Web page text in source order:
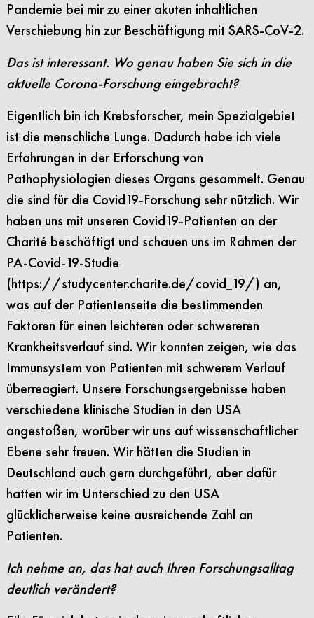
Pandemie bei mir zu einer akuten inhaltlichen
Verschiebung hin zur Beschäftigung mit SARS-CoV-2.
Das ist interessant. Wo genau haben Sie sich in die
aktuelle Corona-Forschung eingebracht?
Eigentlich bin ich Krebsforscher, mein Spezialgebiet
ist die menschliche Lunge. Dadurch habe ich viele
Erfahrungen in der Erforschung von
Pathophysiologien dieses Organs gesammelt. Genau
die sind für die Covid19-Forschung sehr nützlich. Wir
haben uns mit unseren Covid19-Patienten an der
Charité beschäftigt und schauen uns im Rahmen der
PA-Covid-19-Studie
(https://studycenter.charite.de/covid_19/) an,
was auf der Patientenseite die bestimmenden
Faktoren für einen leichteren oder schwereren
Krankheitsverlauf sind. Wir konnten zeigen, wie das
Immunsystem von Patienten mit schwerem Verlauf
überreagiert. Unsere Forschungsergebnisse haben
verschiedene klinische Studien in den USA
angestoßen, worüber wir uns auf wissenschaftlicher
Ebene sehr freuen. Wir hätten die Studien in
Deutschland auch gern durchgeführt, aber dafür
hatten wir im Unterschied zu den USA
glücklicherweise keine ausreichende Zahl an
Patienten.
Ich nehme an, das hat auch Ihren Forschungsalltag
deutlich verändert?